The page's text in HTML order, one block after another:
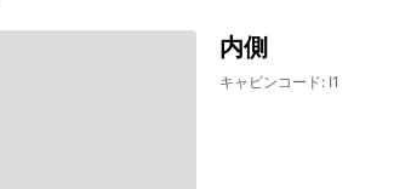
内側
キャビンコード: I1